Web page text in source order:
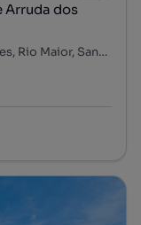
Arruda dos
Outeiro da Cortiçada e Arruda dos Pisões, Rio Maior, Santarém